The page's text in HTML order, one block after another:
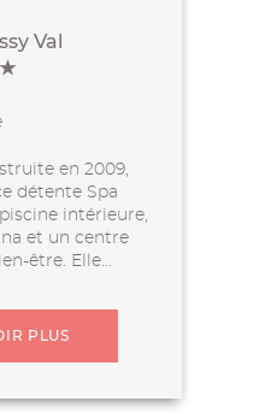
Val
en 2009,
détente Spa
intérieure,
et un centre
être. Elle...
PLUS